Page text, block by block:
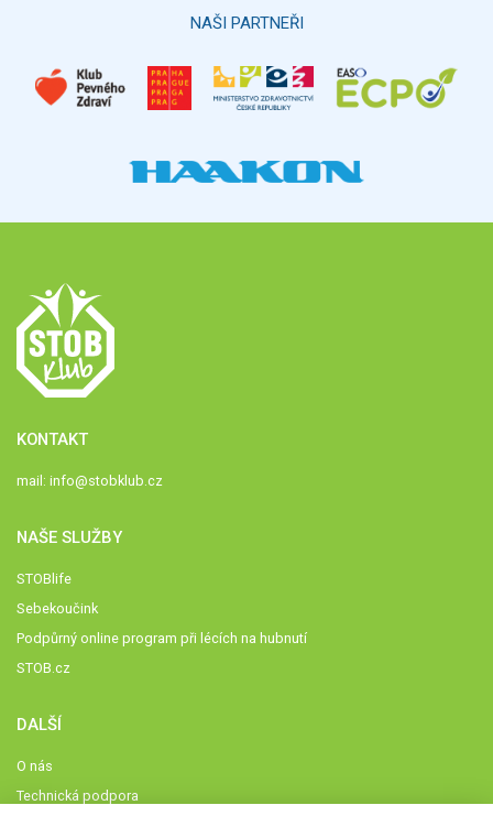
NAŠI PARTNEŘI
KONTAKT
mail: info@stobklub.cz
NAŠE SLUŽBY
STOBlife
Sebekoučink
Podpůrný online program při lécích na hubnutí
STOB.cz
DALŠÍ
O nás
Technická podpora